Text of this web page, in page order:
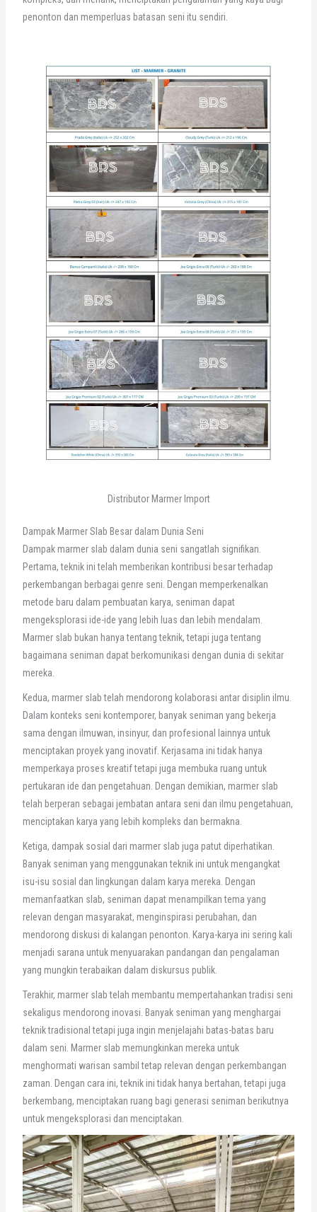
penonton dan memperluas batasan seni itu sendiri.
Distributor Marmer Import
Dampak Marmer Slab Besar dalam Dunia Seni
Dampak marmer slab dalam dunia seni sangatlah signifikan.
Pertama, teknik ini telah memberikan kontribusi besar terhadap
perkembangan berbagai genre seni. Dengan memperkenalkan
metode baru dalam pembuatan karya, seniman dapat
mengeksplorasi ide-ide yang lebih luas dan lebih mendalam.
Marmer slab bukan hanya tentang teknik, tetapi juga tentang
bagaimana seniman dapat berkomunikasi dengan dunia di sekitar
mereka.
Kedua, marmer slab telah mendorong kolaborasi antar disiplin ilmu.
Dalam konteks seni kontemporer, banyak seniman yang bekerja
sama dengan ilmuwan, insinyur, dan profesional lainnya untuk
menciptakan proyek yang inovatif. Kerjasama ini tidak hanya
memperkaya proses kreatif tetapi juga membuka ruang untuk
pertukaran ide dan pengetahuan. Dengan demikian, marmer slab
telah berperan sebagai jembatan antara seni dan ilmu pengetahuan,
menciptakan karya yang lebih kompleks dan bermakna.
Ketiga, dampak sosial dari marmer slab juga patut diperhatikan.
Banyak seniman yang menggunakan teknik ini untuk mengangkat
isu-isu sosial dan lingkungan dalam karya mereka. Dengan
memanfaatkan slab, seniman dapat menampilkan tema yang
relevan dengan masyarakat, menginspirasi perubahan, dan
mendorong diskusi di kalangan penonton. Karya-karya ini sering kali
menjadi sarana untuk menyuarakan pandangan dan pengalaman
yang mungkin terabaikan dalam diskursus publik.
Terakhir, marmer slab telah membantu mempertahankan tradisi seni
sekaligus mendorong inovasi. Banyak seniman yang menghargai
teknik tradisional tetapi juga ingin menjelajahi batas-batas baru
dalam seni. Marmer slab memungkinkan mereka untuk
menghormati warisan sambil tetap relevan dengan perkembangan
zaman. Dengan cara ini, teknik ini tidak hanya bertahan, tetapi juga
berkembang, menciptakan ruang bagi generasi seniman berikutnya
untuk mengeksplorasi dan menciptakan.